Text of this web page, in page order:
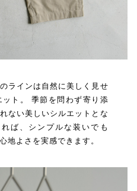
ラインは自然に美しく見せ
ト。 季節を問わず寄り添
ない美しいシルエットとな
ば、シンプルな装いでも
地よさを実感できます。